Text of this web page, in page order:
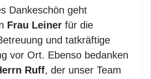
Dankeschön geht
Frau Leiner für die
und tatkräftige
vor Ort. Ebenso bedanken
Ruff, der unser Team